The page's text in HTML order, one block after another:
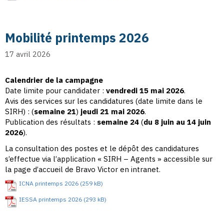
Mobilité printemps 2026
17 avril 2026
Calendrier de la campagne
Date limite pour candidater : vendredi 15 mai 2026.
Avis des services sur les candidatures (date limite dans le
SIRH) : (semaine 21) jeudi 21 mai 2026.
Publication des résultats : semaine 24 (du 8 juin au 14 juin
2026).
La consultation des postes et le dépôt des candidatures
s’effectue via l’application « SIRH – Agents » accessible sur
la page d’accueil de Bravo Victor en intranet.
ICNA printemps 2026
IESSA printemps 2026